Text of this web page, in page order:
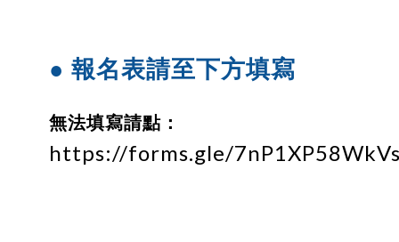
● 報名表請至下方填寫
無法填寫請點：
https://forms.gle/